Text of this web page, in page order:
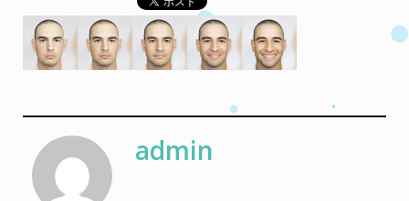
admin